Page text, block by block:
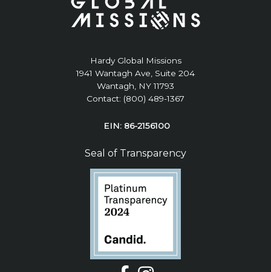
Hardy Global Missions
1941 Wantagh Ave, Suite 204
Wantagh, NY 11793
Contact: (800) 489-1367
EIN: 86-2156100
Seal of Transparency